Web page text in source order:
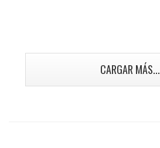
CARGAR MÁS...